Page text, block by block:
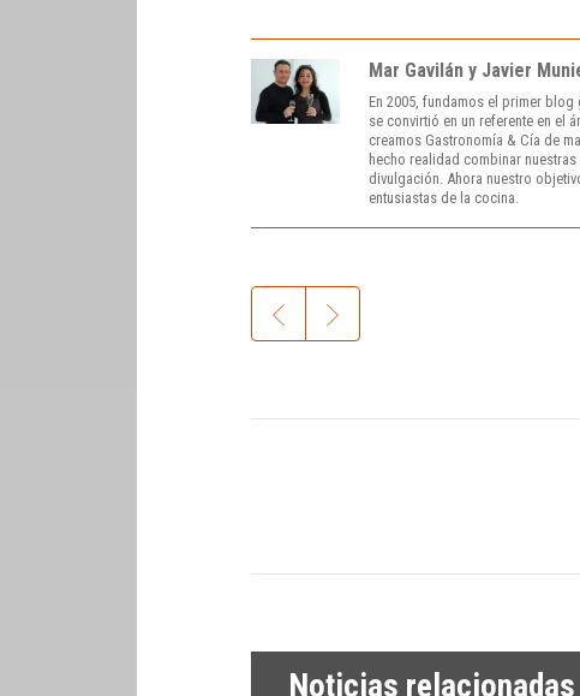
Mar Gavilán y Javier
En 2005, fundamos el primer
se convirtió en un referente en el
creamos Gastronomía & Cía de
hecho realidad combinar
divulgación. Ahora nuestro
entusiastas de la cocina.
Noticias relacionadas